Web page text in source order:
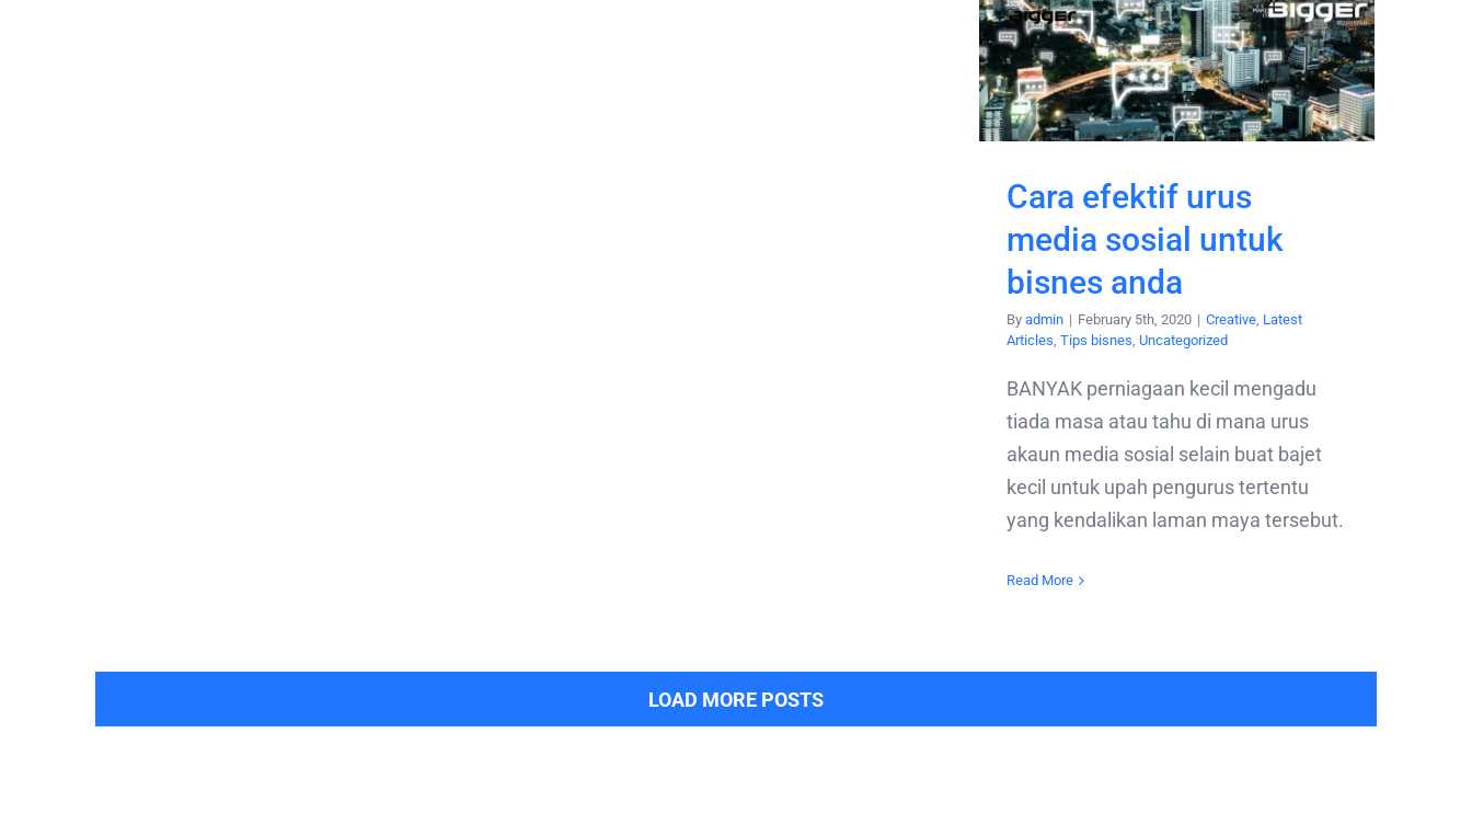
Cara efektif urus
media sosial untuk
bisnes anda
By admin | February 5th, 2020 | Creative, Latest
Articles, Tips bisnes, Uncategorized
BANYAK perniagaan kecil mengadu
tiada masa atau tahu di mana urus
akaun media sosial selain buat bajet
kecil untuk upah pengurus tertentu
yang kendalikan laman maya tersebut.
Read More
LOAD MORE POSTS